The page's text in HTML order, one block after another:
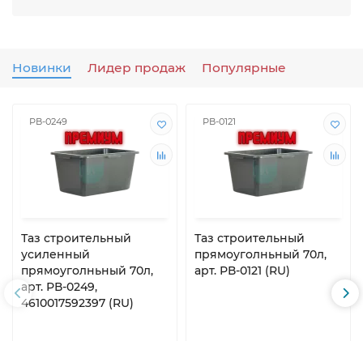
Новинки Лидер продаж Популярные
РВ-0249
Таз строительный
усиленный
прямоуголньный 70л,
арт. РВ-0249,
4610017592397 (RU)
РВ-0121
Таз строительный
прямоуголньный 70л,
арт. РВ-0121 (RU)